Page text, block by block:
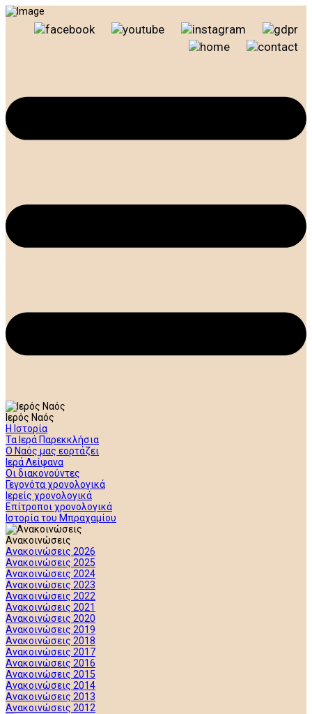
Ιερός Ναός
Η Ιστορία
Τα Ιερά Παρεκκλήσια
Ο Ναός μας εορτάζει
Ιερά Λείψανα
Οι διακονούντες
Γεγονότα χρονολογικά
Ιερείς χρονολογικά
Επίτροποι χρονολογικά
Ιστορία του Μπραχαμίου
Ανακοινώσεις
Ανακοινώσεις 2026
Ανακοινώσεις 2025
Ανακοινώσεις 2024
Ανακοινώσεις 2023
Ανακοινώσεις 2022
Ανακοινώσεις 2021
Ανακοινώσεις 2020
Ανακοινώσεις 2019
Ανακοινώσεις 2018
Ανακοινώσεις 2017
Ανακοινώσεις 2016
Ανακοινώσεις 2015
Ανακοινώσεις 2014
Ανακοινώσεις 2013
Ανακοινώσεις 2012